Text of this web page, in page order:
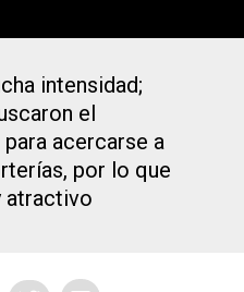
intensidad;
el
acercarse a
por lo que
atractivo